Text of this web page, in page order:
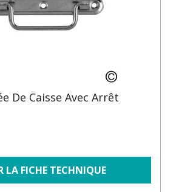
De Caisse Avec Arrêt
LA FICHE TECHNIQUE